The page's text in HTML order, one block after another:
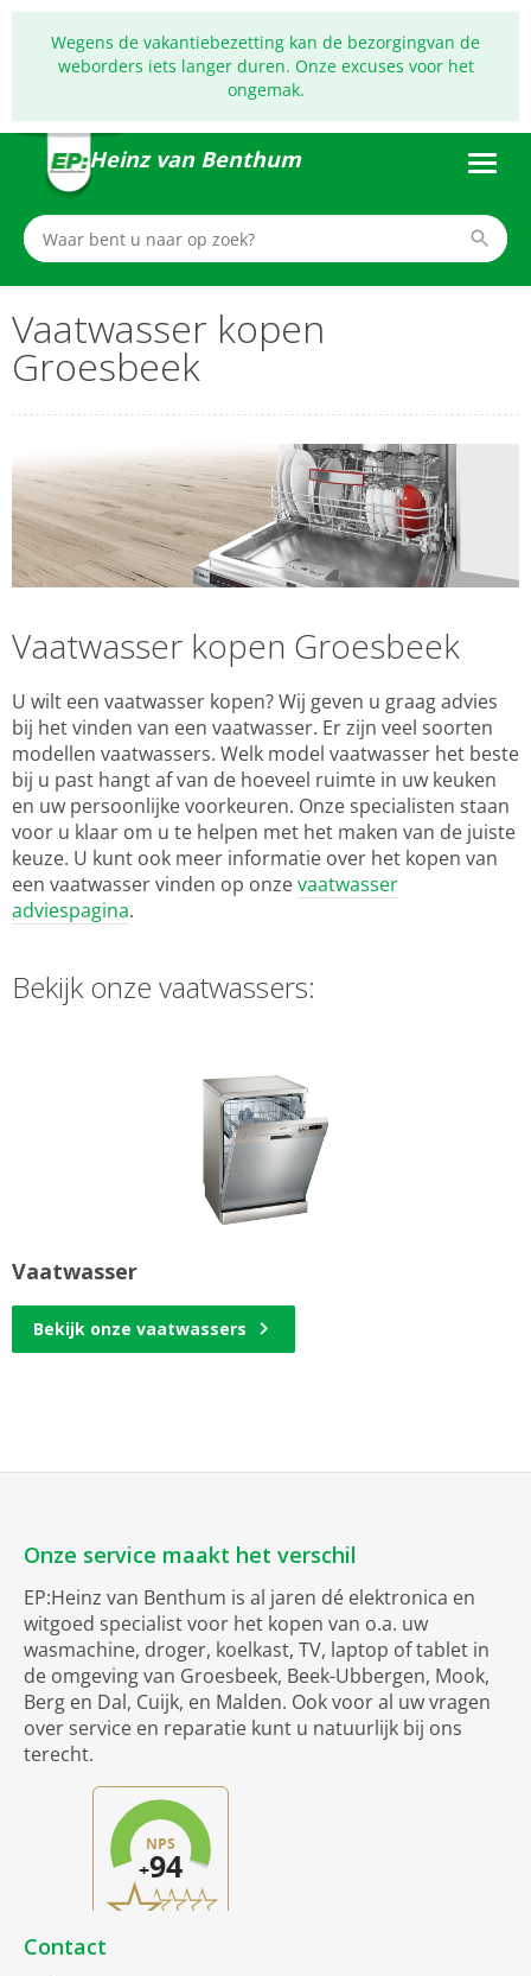
Wegens de vakantiebezetting kan de bezorgingvan de
weborders iets langer duren. Onze excuses voor het
ongemak.
Heinz van Benthum
Vaatwasser kopen
Groesbeek
Vaatwasser kopen Groesbeek
U wilt een vaatwasser kopen? Wij geven u graag advies
bij het vinden van een vaatwasser. Er zijn veel soorten
modellen vaatwassers. Welk model vaatwasser het beste
bij u past hangt af van de hoeveel ruimte in uw keuken
en uw persoonlijke voorkeuren. Onze specialisten staan
voor u klaar om u te helpen met het maken van de juiste
keuze. U kunt ook meer informatie over het kopen van
een vaatwasser vinden op onzevaatwasser
adviespagina.
Bekijk onze vaatwassers:
Vaatwasser
Bekijk onze vaatwassers
Onze service maakt het verschil
EP:Heinz van Benthum is al jaren dé elektronica en
witgoed specialist voor het kopen van o.a. uw
wasmachine, droger, koelkast, TV, laptop of tablet in
de omgeving van Groesbeek, Beek-Ubbergen, Mook,
Berg en Dal, Cuijk, en Malden. Ook voor al uw vragen
over service en reparatie kunt u natuurlijk bij ons
terecht.
Contact